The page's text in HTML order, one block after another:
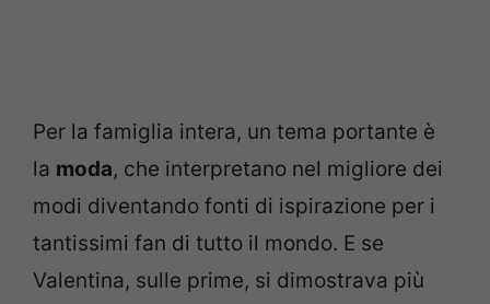
Per la famiglia intera, un tema portante è
la moda, che interpretano nel migliore dei
modi diventando fonti di ispirazione per i
tantissimi fan di tutto il mondo. E se
Valentina, sulle prime, si dimostrava più